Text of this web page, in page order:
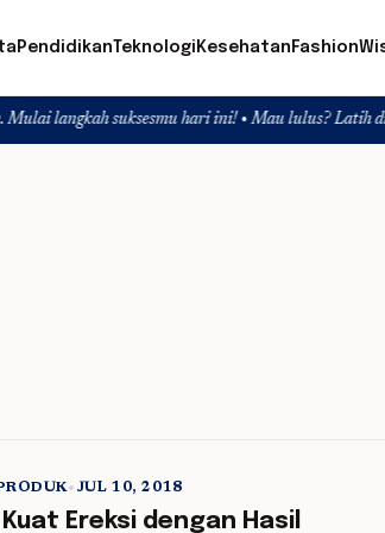
PendidikanTeknologi Kesehatan Fashion
suksesmu hari ini! • Mau lulus? Latih dirimu
5 min read
• JUL 10, 2018
Ereksi dengan Hasil